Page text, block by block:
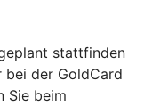
stattfinden
bei der GoldCard
Sie beim